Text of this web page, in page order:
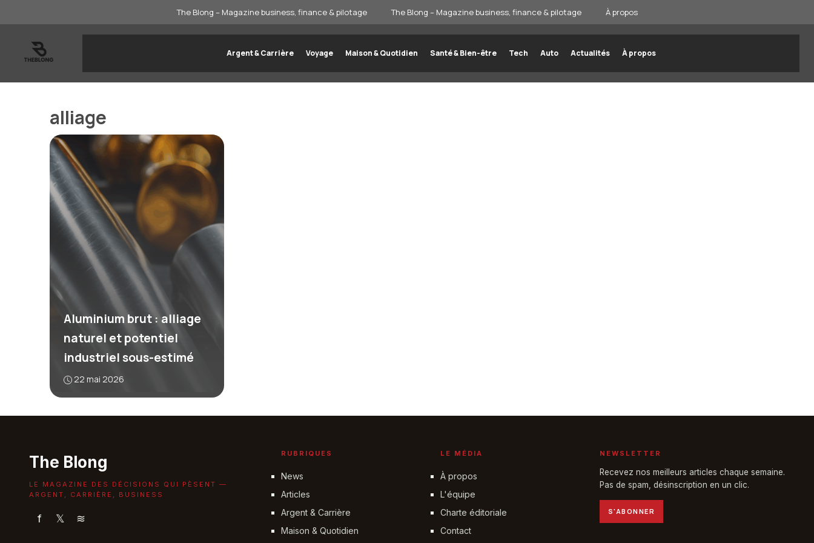
au
contenu
The Blong – Magazine business, finance & pilotage The Blong – Magazine business, finance & pilotage À propos
Argent & Carrière Voyage Maison & Quotidien Santé & Bien-être Tech Auto Actualités À propos
alliage
Aluminium brut : alliage
naturel et potentiel
industriel sous-estimé
22 mai 2026
The Blong
LE MAGAZINE DES DÉCISIONS QUI PÈSENT —
ARGENT, CARRIÈRE, BUSINESS
f 𝕏 ≋
RUBRIQUES
News
Articles
Argent & Carrière
Maison & Quotidien
LE MÉDIA
À propos
L'équipe
Charte éditoriale
Contact
NEWSLETTER
Recevez nos meilleurs articles chaque semaine.
Pas de spam, désinscription en un clic.
S'ABONNER